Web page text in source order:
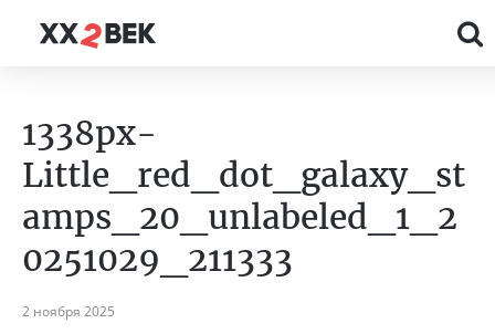
1338px-
Little_red_dot_galaxy_st
amps_20_unlabeled_1_2
0251029_211333
2 ноября 2025